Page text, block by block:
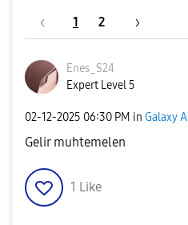
1 2
Enes_S24
Expert Level 5
‎02-12-2025 06:30 PM in Galaxy A
Gelir muhtemelen
1 Like